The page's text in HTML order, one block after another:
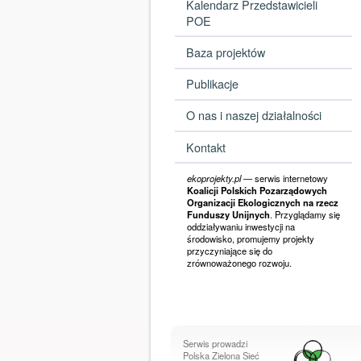
Kalendarz Przedstawicieli
POE
Baza projektów
Publikacje
O nas i naszej działalności
Kontakt
ekoprojekty.pl— serwis internetowy
Koalicji Polskich Pozarządowych
Organizacji Ekologicznych na rzecz
Funduszy Unijnych. Przyglądamy się
oddziaływaniu inwestycji na
środowisko, promujemy projekty
przyczyniające się do
zrównoważonego rozwoju.
Serwis prowadzi
Polska Zielona Sieć